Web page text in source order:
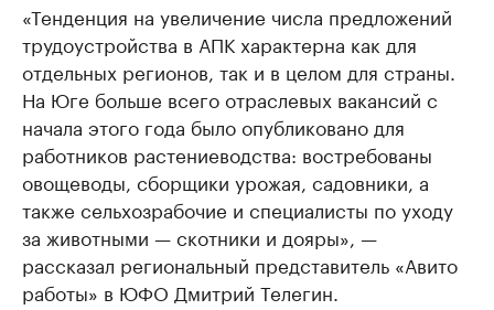
«Тенденция на увеличение числа предложений
трудоустройства в АПК характерна как для
отдельных регионов, так и в целом для страны.
На Юге больше всего отраслевых вакансий с
начала этого года было опубликовано для
работников растениеводства: востребованы
овощеводы, сборщики урожая, садовники, а
также сельхозрабочие и специалисты по уходу
за животными — скотники и дояры», —
рассказал региональный представитель «Авито
работы» в ЮФО Дмитрий Телегин.